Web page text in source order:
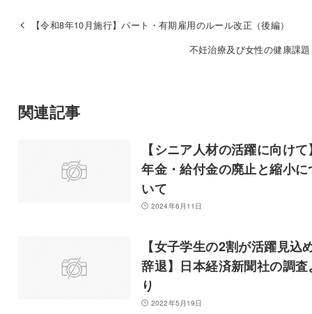
【令和8年10月施行】パート・有期雇用のルール改正（後編）
不妊治療及び女性の健康課
関連記事
【シニア人材の活躍に向けて
年金・給付金の廃止と縮小に
いて
2024年6月11日
【女子学生の2割が活躍見込
辞退】日本経済新聞社の調査
り
2022年5月19日